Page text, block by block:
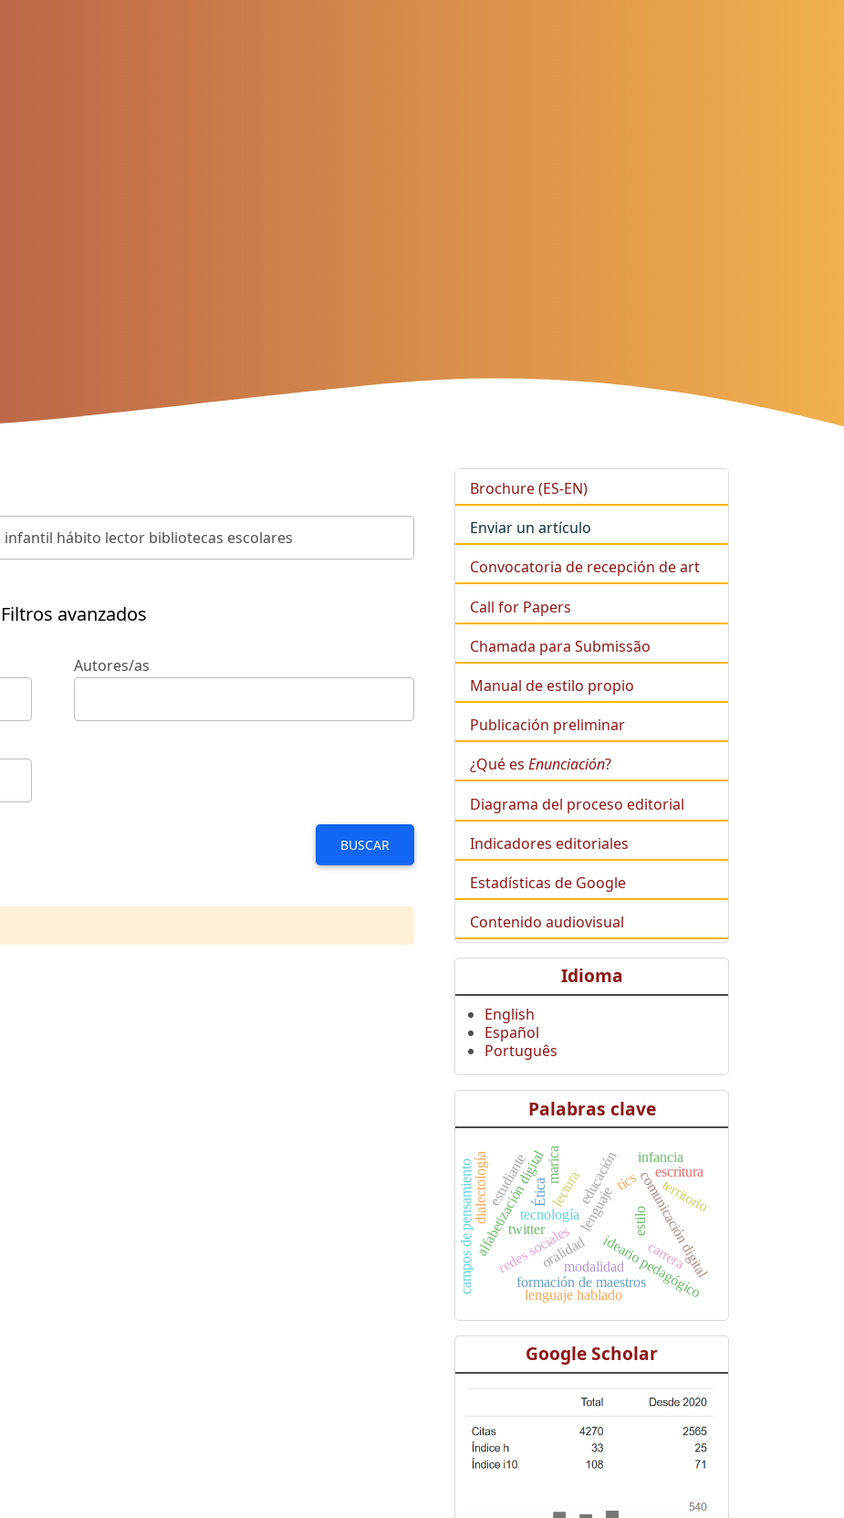
Filtros avanzados
Autores/as
BUSCAR
Brochure (ES-EN)
Enviar un artículo
Convocatoria de recepción de art
Call for Papers
Chamada para Submissão
Manual de estilo propio
Publicación preliminar
¿Qué es Enunciación?
Diagrama del proceso editorial
Indicadores editoriales
Estadísticas de Google
Contenido audiovisual
Idioma
English
Español
Português
Palabras clave
lenguaje
tecnología comunicación digital
educación
alfabetización digital tics
ideario pedagógico
campos de pensamiento modalidad
redes sociales
estilo
formación de maestros
lectura escritura
oralidad
marica
dialectología
twitter
lenguaje hablado
infancia
estudiante territorio
carrera
Ética
Google Scholar